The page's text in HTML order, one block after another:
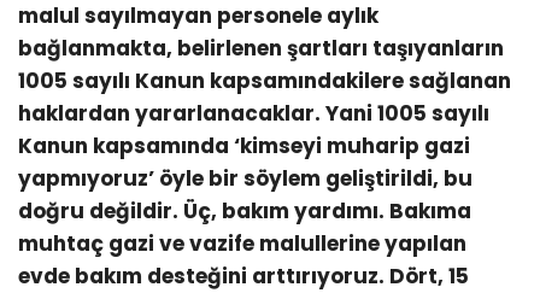
malul sayılmayan personele aylık
bağlanmakta, belirlenen şartları taşıyanların
1005 sayılı Kanun kapsamındakilere sağlanan
haklardan yararlanacaklar. Yani 1005 sayılı
Kanun kapsamında ‘kimseyi muharip gazi
yapmıyoruz’ öyle bir söylem geliştirildi, bu
doğru değildir. Üç, bakım yardımı. Bakıma
muhtaç gazi ve vazife malullerine yapılan
evde bakım desteğini arttırıyoruz. Dört, 15